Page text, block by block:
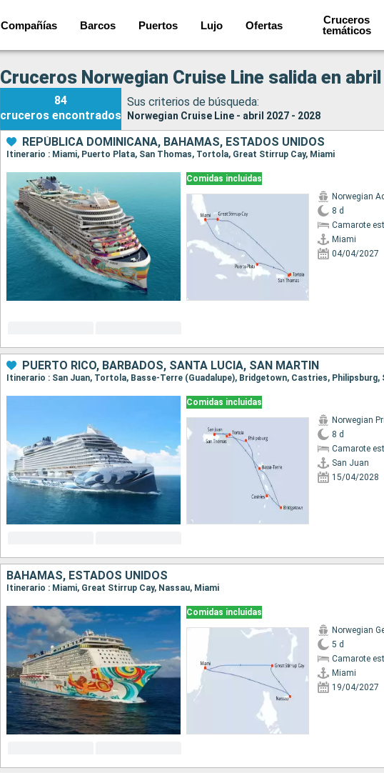
Compañías Barcos Puertos Lujo Ofertas
Cruceros
temáticos
Cruceros Norwegian Cruise Line salida en
84
cruceros encontrados
Sus criterios de búsqueda:
Norwegian Cruise Line - abril 2027 - 2028
REPÚBLICA DOMINICANA, BAHAMAS, ESTADOS UNIDOS
Itinerario : Miami, Puerto Plata, San Thomas, Tortola, Great Stirrup Cay, Miami
Comidas incluidas
Norwegian
8 d
Camarote
Miami
04/04/2027
PUERTO RICO, BARBADOS, SANTA LUCIA, SAN MARTÍN
Comidas incluidas
Norwegian
8 d
Camarote
San Juan
15/04/2028
BAHAMAS, ESTADOS UNIDOS
Itinerario : Miami, Great Stirrup Cay, Nassau, Miami
Comidas incluidas
Norwegian
5 d
Camarote
Miami
19/04/2027